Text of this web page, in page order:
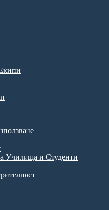
Училища и Студенти